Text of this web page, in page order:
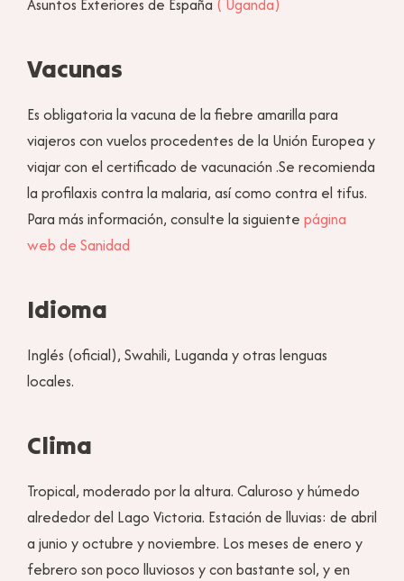
Vacunas
Es obligatoria la vacuna de la fiebre amarilla para
viajeros con vuelos procedentes de la Unión Europea y
viajar con el certificado de vacunación .Se recomienda
la profilaxis contra la malaria, así como contra el tifus.
Para más información, consulte la siguiente página
web de Sanidad
Idioma
Inglés (oficial), Swahili, Luganda y otras lenguas
locales.
Clima
Tropical, moderado por la altura. Caluroso y húmedo
alrededor del Lago Victoria. Estación de lluvias: de abril
a junio y octubre y noviembre. Los meses de enero y
febrero son poco lluviosos y con bastante sol, y en